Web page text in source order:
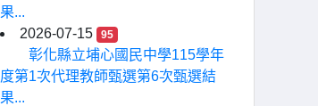
果...
2026-07-15
95
彰化縣立埔心國民中學115學年
度第1次代理教師甄選第6次甄選結
果...